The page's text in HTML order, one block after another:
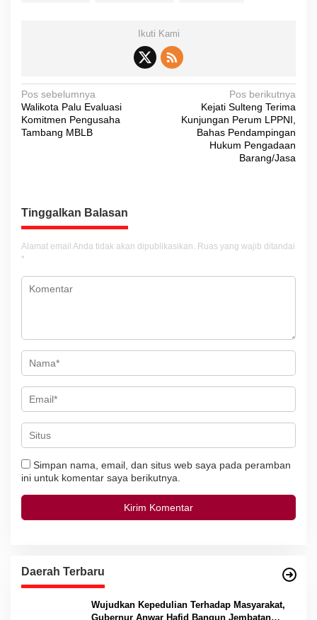
Ikuti Kami
N
a
v
s
i
p
o
s
Pos sebelumnya
Walikota Palu Evaluasi
Komitmen Pengusaha
Tambang MBLB
Pos berikutnya
Kejati Sulteng Terima
Kunjungan Perum LPPNI,
Bahas Pendampingan
Hukum Pengadaan
Barang/Jasa
Tinggalkan Balasan
Alamat email Anda tidak akan dipublikasikan. Ruas yang wajib ditandai
*
Simpan nama, email, dan situs web saya pada peramban
ini untuk komentar saya berikutnya.
Daerah Terbaru
Wujudkan Kepedulian Terhadap Masyarakat,
Gubernur Anwar Hafid Bangun Jembatan